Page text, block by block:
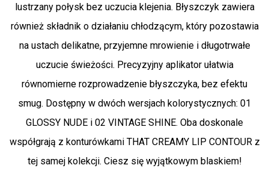
lustrzany połysk bez uczucia klejenia. Błyszczyk zawiera
również składnik o działaniu chłodzącym, który pozostawia
na ustach delikatne, przyjemne mrowienie i długotrwałe
uczucie świeżości. Precyzyjny aplikator ułatwia
równomierne rozprowadzenie błyszczyka, bez efektu
smug. Dostępny w dwóch wersjach kolorystycznych: 01
GLOSSY NUDE i 02 VINTAGE SHINE. Oba doskonale
współgrają z konturówkami THAT CREAMY LIP CONTOUR z
tej samej kolekcji. Ciesz się wyjątkowym blaskiem!